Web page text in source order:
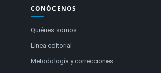
CONÓCENOS
Quiénes somos
Línea editorial
Metodología y correcciones